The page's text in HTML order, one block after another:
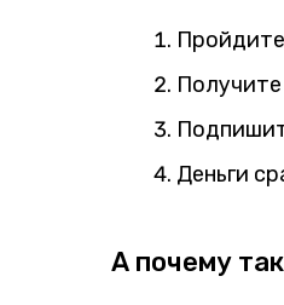
Деньги
А почему